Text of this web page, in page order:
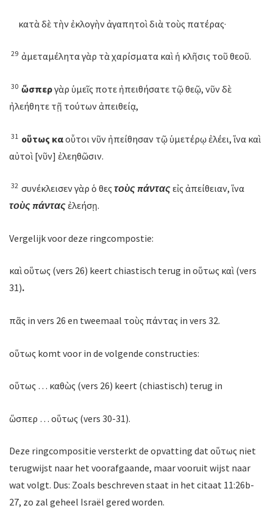
κατὰ δὲ τὴν ἐκλογὴν ἀγαπητοὶ διὰ τοὺς πατέρας·
29 ἀμεταμέλητα γὰρ τὰ χαρίσματα καὶ ἡ κλῆσις τοῦ θεοῦ.
30 ὥσπεργὰρ ὑμεῖς ποτε ἠπειθήσατε τῷ θεῷ, νῦν δὲ
ἠλεήθητε τῇ τούτων ἀπειθείᾳ,
31 οὕτως καὶοὗτοι νῦν ἠπείθησαν τῷ ὑμετέρῳ ἐλέει, ἵνα καὶ
αὐτοὶ [νῦν] ἐλεηθῶσιν.
32 συνέκλεισεν γὰρ ὁ θεὸςτοὺς πάνταςεἰς ἀπείθειαν, ἵνα
τοὺς πάνταςἐλεήσῃ.
Vergelijk voor deze ringcompostie:
καὶ οὕτως (vers 26) keert chiastisch terug in οὕτως καὶ (vers
31).
πᾶς in vers 26 en tweemaal τοὺς πάντας in vers 32.
οὕτως komt voor in de volgende constructies:
οὕτως … καθὼς (vers 26) keert (chiastisch) terug in
ὥσπερ … οὕτως (vers 30-31).
Deze ringcompositie versterkt de opvatting dat οὕτως niet
terugwijst naar het voorafgaande, maar vooruit wijst naar
wat volgt. Dus: Zoals beschreven staat in het citaat 11:26b-
27, zo zal geheel Israël gered worden.